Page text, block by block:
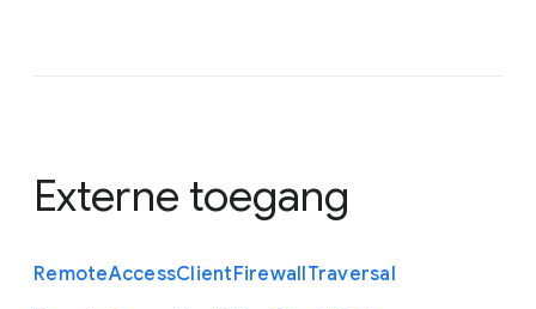
Externe toegang
RemoteAccessClientFirewallTraversal